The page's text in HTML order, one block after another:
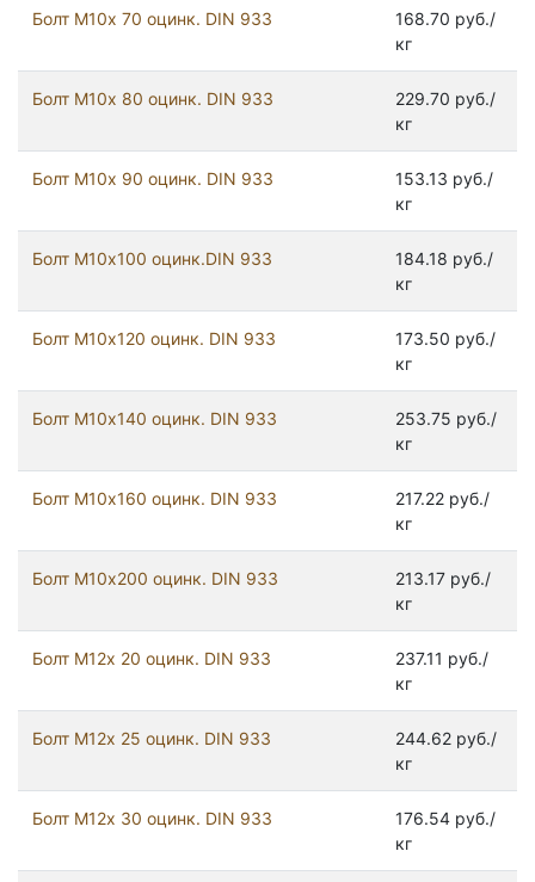
Болт М10х 70 оцинк. DIN 933
168.70 руб./
кг
Болт М10х 80 оцинк. DIN 933
229.70 руб./
кг
Болт М10х 90 оцинк. DIN 933
153.13 руб./
кг
Болт М10х100 оцинк.DIN 933
184.18 руб./
кг
Болт М10х120 оцинк. DIN 933
173.50 руб./
кг
Болт М10х140 оцинк. DIN 933
253.75 руб./
кг
Болт М10х160 оцинк. DIN 933
217.22 руб./
кг
Болт М10х200 оцинк. DIN 933
213.17 руб./
кг
Болт М12х 20 оцинк. DIN 933
237.11 руб./
кг
Болт М12х 25 оцинк. DIN 933
244.62 руб./
кг
Болт М12х 30 оцинк. DIN 933
176.54 руб./
кг